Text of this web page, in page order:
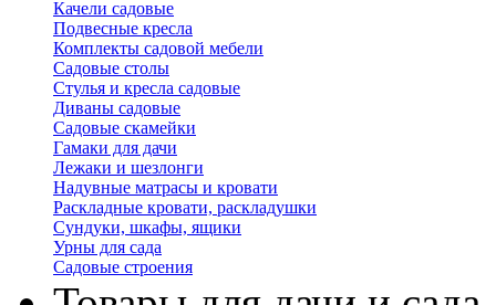
Качели садовые
Подвесные кресла
Комплекты садовой мебели
Садовые столы
Стулья и кресла садовые
Диваны садовые
Садовые скамейки
Гамаки для дачи
Лежаки и шезлонги
Надувные матрасы и кровати
Раскладные кровати, раскладушки
Сундуки, шкафы, ящики
Урны для сада
Садовые строения